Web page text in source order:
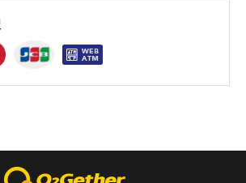
身心發展奠定堅實基礎！